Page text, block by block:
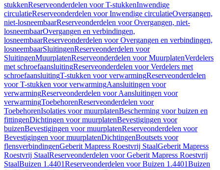
stukkenReserveonderdelen voor T-stukkenInwendige
circulatieReserveonderdelen voor Inwendige circulatieOvergangen,
niet-losneembaarReserveonderdelen voor Overgangen, niet-
losneembaarOvergangen en verbindingen,
losneembaarReserveonderdelen voor Overgangen en verbindingen,
losneembaarSluitingenReserveonderdelen voor
SluitingenMuurplatenReserveonderdelen voor MuurplatenVerdelers
met schroefaansluitingReserveonderdelen voor Verdelers met
schroefaansluitingT-stukken voor verwarmingReserveonderdelen
voor T-stukken voor verwarmingAansluitingen voor
verwarmingReserveonderdelen voor Aansluitingen voor
verwarmingToebehorenReserveonderdelen voor
ToebehorenIsolaties voor muurplatenBescherming voor buizen en
fittingenDichtingen voor muurplatenBevestigingen voor
buizenBevestigingen voor muurplatenReserveonderdelen voor
Bevestigingen voor muurplatenDichtingenBoutsets voor
flensverbindingenGeberit Mapress Roestvrij StaalGeberit Mapress
Roestvrij StaalReserveonderdelen voor Geberit Mapress Roestvrij
StaalBuizen 1.4401Reserveonderdelen voor Buizen 1.4401Buizen